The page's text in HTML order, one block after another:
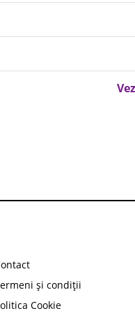
și condiții
Cookie